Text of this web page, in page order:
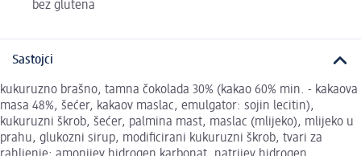
bez glutena
Sastojci
kukuruzno brašno, tamna čokolada 30% (kakao 60% min. - kakaova
masa 48%, šećer, kakaov maslac, emulgator: sojin lecitin),
kukuruzni škrob, šećer, palmina mast, maslac (mlijeko), mlijeko u
prahu, glukozni sirup, modificirani kukuruzni škrob, tvari za